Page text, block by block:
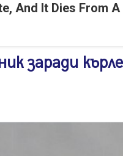
And It Dies From A
заради